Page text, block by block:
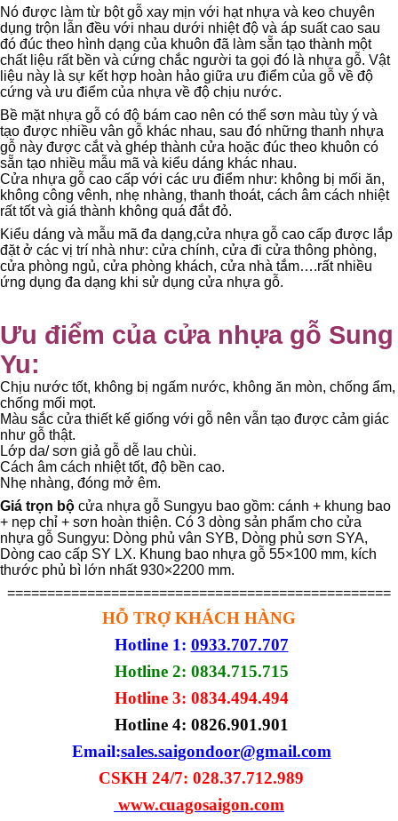
Nó được làm từ bột gỗ xay mịn với hạt nhựa và keo chuyên
dụng trộn lẫn đều với nhau dưới nhiệt độ và áp suất cao sau
đó đúc theo hình dạng của khuôn đã làm sẵn tạo thành một
chất liệu rất bền và cứng chắc người ta gọi đó là nhựa gỗ. Vật
liệu này là sự kết hợp hoàn hảo giữa ưu điểm của gỗ về độ
cứng và ưu điểm của nhựa về độ chịu nước.
Bề mặt nhựa gỗ có độ bám cao nên có thể sơn màu tùy ý và
tạo được nhiều vân gỗ khác nhau, sau đó những thanh nhựa
gỗ này được cắt và ghép thành cửa hoặc đúc theo khuôn có
sẵn tạo nhiều mẫu mã và kiểu dáng khác nhau.
Cửa nhựa gỗ cao cấp với các ưu điểm như: không bị mối ăn,
không công vênh, nhẹ nhàng, thanh thoát, cách âm cách nhiệt
rất tốt và giá thành không quá đắt đỏ.
Kiểu dáng và mẫu mã đa dạng,cửa nhựa gỗ cao cấp được lắp
đặt ở các vị trí nhà như: cửa chính, cửa đi cửa thông phòng,
cửa phòng ngủ, cửa phòng khách, cửa nhà tắm….rất nhiều
ứng dụng đa dạng khi sử dụng cửa nhựa gỗ.
Ưu điểm của cửa nhựa gỗ Sung
Yu:
Chịu nước tốt, không bị ngấm nước, không ăn mòn, chống ẩm,
chống mối mọt.
Màu sắc cửa thiết kế giống với gỗ nên vẫn tạo được cảm giác
như gỗ thật.
Lớp da/ sơn giả gỗ dễ lau chùi.
Cách âm cách nhiệt tốt, độ bền cao.
Nhẹ nhàng, đóng mở êm.
Giá trọn bộ cửa nhựa gỗ Sungyu bao gồm: cánh + khung bao
+ nẹp chỉ + sơn hoàn thiện. Có 3 dòng sản phẩm cho cửa
nhựa gỗ Sungyu: Dòng phủ vân SYB, Dòng phủ sơn SYA,
Dòng cao cấp SY LX. Khung bao nhựa gỗ 55×100 mm, kích
thước phủ bì lớn nhất 930×2200 mm.
================================================
HỖ TRỢ KHÁCH HÀNG
Hotline 1: 0933.707.707
Hotline 2: 0834.715.715
Hotline 3: 0834.494.494
Hotline 4: 0826.901.901
Email:sales.saigondoor@gmail.com
CSKH 24/7: 028.37.712.989
www.cuagosaigon.com